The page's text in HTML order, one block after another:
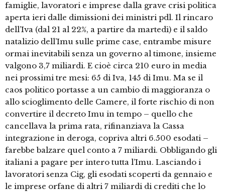
famiglie, lavoratori e imprese dalla grave crisi politica
aperta ieri dalle dimissioni dei ministri pdl. Il rincaro
dell’Iva (dal 21 al 22%, a partire da martedì) e il saldo
natalizio dell’Imu sulle prime case, entrambe misure
ormai inevitabili senza un governo al timone, insieme
valgono 3,7 miliardi. E cioè circa 210 euro in media
nei prossimi tre mesi: 65 di Iva, 145 di Imu. Ma se il
caos politico portasse a un cambio di maggioranza o
allo scioglimento delle Camere, il forte rischio di non
convertire il decreto Imu in tempo – quello che
cancellava la prima rata, rifinanziava la Cassa
integrazione in deroga, copriva altri 6.500 esodati –
farebbe balzare quel conto a 7 miliardi. Obbligando gli
italiani a pagare per intero tutta l’Imu. Lasciando i
lavoratori senza Cig, gli esodati scoperti da gennaio e
le imprese orfane di altri 7 miliardi di crediti che lo